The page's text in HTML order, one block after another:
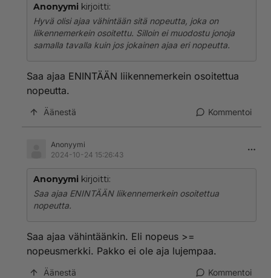
Anonyymi kirjoitti:
Hyvä olisi ajaa vähintään sitä nopeutta, joka on
liikennemerkein osoitettu. Silloin ei muodostu jonoja
samalla tavalla kuin jos jokainen ajaa eri nopeutta.
Saa ajaa ENINTÄÄN liikennemerkein osoitettua
nopeutta.
Äänestä Kommentoi
Anonyymi
2024-10-24 15:26:43
Anonyymi kirjoitti:
Saa ajaa ENINTÄÄN liikennemerkein osoitettua
nopeutta.
Saa ajaa vähintäänkin. Eli nopeus >=
nopeusmerkki. Pakko ei ole aja lujempaa.
Äänestä Kommentoi